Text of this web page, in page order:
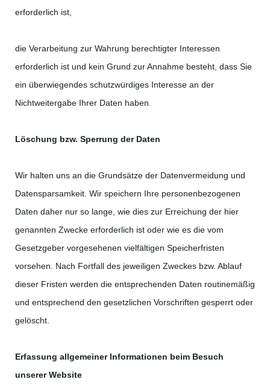
erforderlich ist,
die Verarbeitung zur Wahrung berechtigter Interessen
erforderlich ist und kein Grund zur Annahme besteht, dass Sie
ein überwiegendes schutzwürdiges Interesse an der
Nichtweitergabe Ihrer Daten haben.
Löschung bzw. Sperrung der Daten
Wir halten uns an die Grundsätze der Datenvermeidung und
Datensparsamkeit. Wir speichern Ihre personenbezogenen
Daten daher nur so lange, wie dies zur Erreichung der hier
genannten Zwecke erforderlich ist oder wie es die vom
Gesetzgeber vorgesehenen vielfältigen Speicherfristen
vorsehen. Nach Fortfall des jeweiligen Zweckes bzw. Ablauf
dieser Fristen werden die entsprechenden Daten routinemäßig
und entsprechend den gesetzlichen Vorschriften gesperrt oder
gelöscht.
Erfassung allgemeiner Informationen beim Besuch
unserer Website